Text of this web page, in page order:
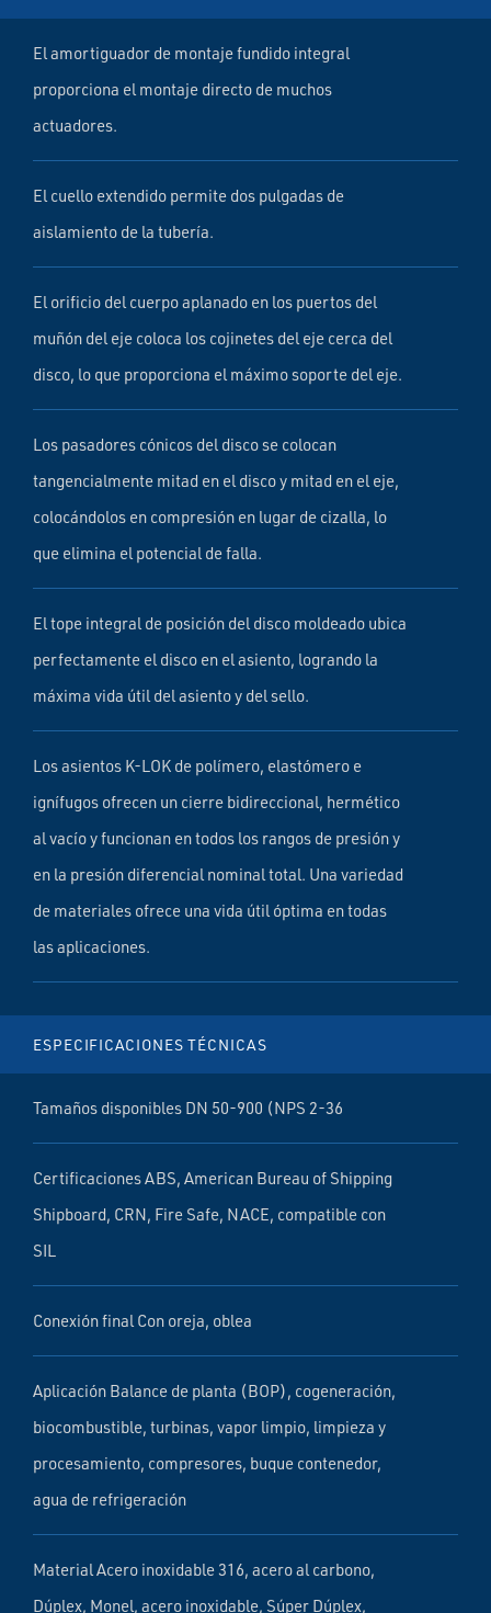
El amortiguador de montaje fundido integral
proporciona el montaje directo de muchos
actuadores.
El cuello extendido permite dos pulgadas de
aislamiento de la tubería.
El orificio del cuerpo aplanado en los puertos del
muñón del eje coloca los cojinetes del eje cerca del
disco, lo que proporciona el máximo soporte del eje.
Los pasadores cónicos del disco se colocan
tangencialmente mitad en el disco y mitad en el eje,
colocándolos en compresión en lugar de cizalla, lo
que elimina el potencial de falla.
El tope integral de posición del disco moldeado ubica
perfectamente el disco en el asiento, logrando la
máxima vida útil del asiento y del sello.
Los asientos K-LOK de polímero, elastómero e
ignífugos ofrecen un cierre bidireccional, hermético
al vacío y funcionan en todos los rangos de presión y
en la presión diferencial nominal total. Una variedad
de materiales ofrece una vida útil óptima en todas
las aplicaciones.
ESPECIFICACIONES TÉCNICAS
Tamaños disponibles DN 50-900 (NPS 2-36
Certificaciones ABS, American Bureau of Shipping
Shipboard, CRN, Fire Safe, NACE, compatible con
SIL
Conexión final Con oreja, oblea
Aplicación Balance de planta (BOP), cogeneración,
biocombustible, turbinas, vapor limpio, limpieza y
procesamiento, compresores, buque contenedor,
agua de refrigeración
Material Acero inoxidable 316, acero al carbono,
Dúplex, Monel, acero inoxidable, Súper Dúplex,